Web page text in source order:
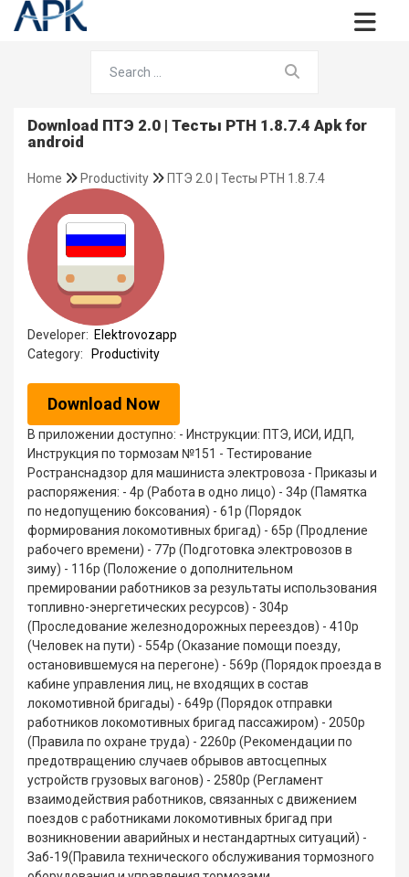
Download ПТЭ 2.0 | Тесты РТН 1.8.7.4 Apk for
android
Home Productivity ПТЭ 2.0 | Тесты РТН 1.8.7.4
Developer: Elektrovozapp
Category:
Productivity
Download Now
В приложении доступно: - Инструкции: ПТЭ, ИСИ, ИДП,
Инструкция по тормозам №151 - Тестирование
Ространснадзор для машиниста электровоза - Приказы и
распоряжения: - 4р (Работа в одно лицо) - 34р (Памятка
по недопущению боксования) - 61р (Порядок
формирования локомотивных бригад) - 65р (Продление
рабочего времени) - 77р (Подготовка электровозов в
зиму) - 116р (Положение о дополнительном
премировании работников за результаты использования
топливно-энергетических ресурсов) - 304р
(Проследование железнодорожных переездов) - 410р
(Человек на пути) - 554р (Оказание помощи поезду,
остановившемуся на перегоне) - 569р (Порядок проезда в
кабине управления лиц, не входящих в состав
локомотивной бригады) - 649р (Порядок отправки
работников локомотивных бригад пассажиром) - 2050р
(Правила по охране труда) - 2260р (Рекомендации по
предотвращению случаев обрывов автосцепных
устройств грузовых вагонов) - 2580р (Регламент
взаимодействия работников, связанных с движением
поездов с работниками локомотивных бригад при
возникновении аварийных и нестандартных ситуаций) -
Заб-19(Правила технического обслуживания тормозного